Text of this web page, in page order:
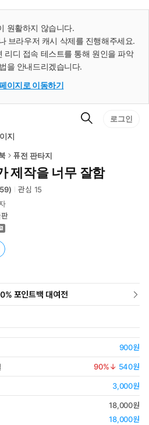
원활하지 않습니다.
브라우저 캐시 삭제를 진행해주세요.
리디 접속 테스트를 통해 원인을 파악
을 안내드리겠습니다.
이지로 이동하기
검
로그인
지
퓨전 판타지
제작을 너무 잘함
59) 관심 15
포인트백 대여전
900원
90%↓ 540원
3,000원
18,000원
18,000원